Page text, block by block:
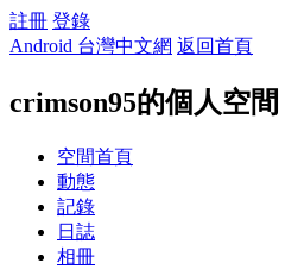
註冊 登錄
Android 台灣中文網 返回首頁
crimson95的個人空間
空間首頁
動態
記錄
日誌
相冊